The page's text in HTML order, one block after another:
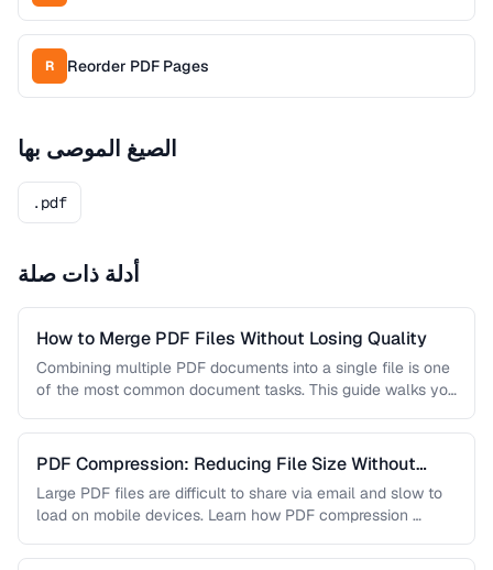
R Reorder PDF Pages
الصيغ الموصى بها
.pdf
أدلة ذات صلة
How to Merge PDF Files Without Losing Quality
Combining multiple PDF documents into a single file is one
of the most common document tasks. This guide walks you
PDF Compression: Reducing File Size Without
Sacrificing Quality
Large PDF files are difficult to share via email and slow to
load on mobile devices. Learn how PDF compression …